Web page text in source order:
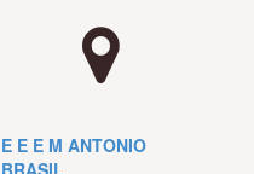
E E E M ANTONIO
BRASIL